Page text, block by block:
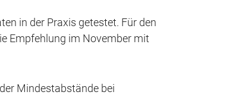
in der Praxis getestet. Für den
Empfehlung im November mit
Mindestabstände bei